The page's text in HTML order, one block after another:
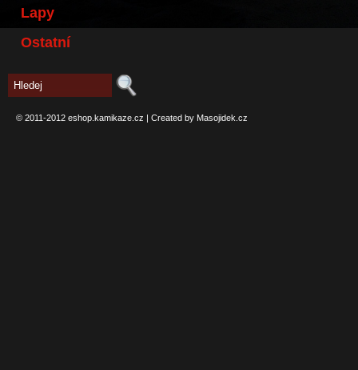
Lapy
Ostatní
© 2011-2012 eshop.kamikaze.cz | Created by Masojidek.cz